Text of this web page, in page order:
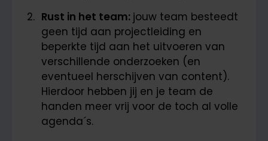
Rust in het team: jouw team besteedt
geen tijd aan projectleiding en
beperkte tijd aan het uitvoeren van
verschillende onderzoeken (en
eventueel herschijven van content).
Hierdoor hebben jij en je team de
handen meer vrij voor de toch al volle
agenda´s.